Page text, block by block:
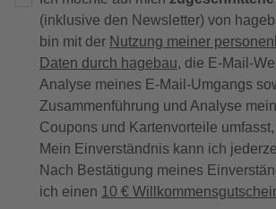
(inklusive den Newsletter) von
bin mit der Nutzung meiner
Daten durch hagebau, die E-Mail-
Analyse meines E-Mail-Umgangs
Zusammenführung und Analyse
Coupons und Kartenvorteile
Mein Einverständnis kann ich
Nach Bestätigung meines
ich einen 10 €